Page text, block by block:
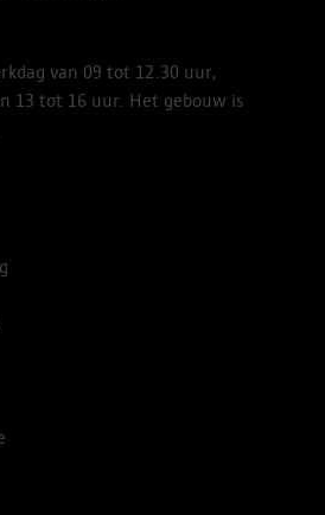
van 09 tot 12.30 uur,
13 tot 16 uur. Het gebouw is